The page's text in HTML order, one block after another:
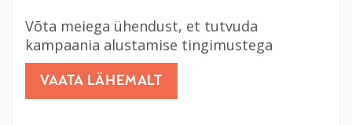
Võta meiega ühendust, et tutvuda
kampaania alustamise tingimustega
VAATA LÄHEMALT